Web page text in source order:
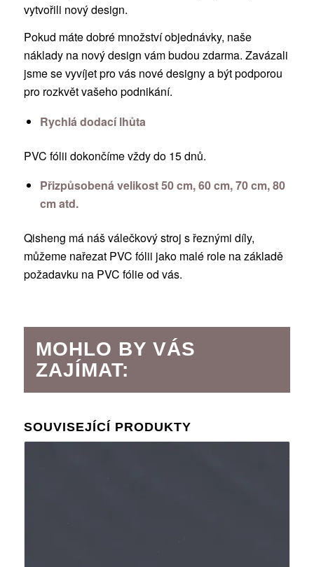
vytvořili nový design.
Pokud máte dobré množství objednávky, naše
náklady na nový design vám budou zdarma. Zavázali
jsme se vyvíjet pro vás nové designy a být podporou
pro rozkvět vašeho podnikání.
Rychlá dodací lhůta
PVC fólii dokončíme vždy do 15 dnů.
Přizpůsobená velikost 50 cm, 60 cm, 70 cm, 80
cm atd.
Qisheng má náš válečkový stroj s řeznými díly,
můžeme nařezat PVC fólii jako malé role na základě
požadavku na PVC fólie od vás.
MOHLO BY VÁS
ZAJÍMAT:
SOUVISEJÍCÍ PRODUKTY